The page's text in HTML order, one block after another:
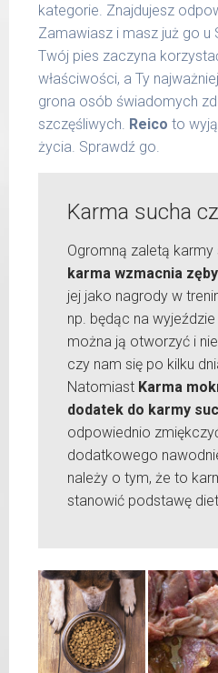
kategorie. Znajdujesz
Zamawiasz i masz już go u
Twój pies zaczyna
właściwości, a Ty
grona osób świadomych
szczęśliwych. Reico to
życia. Sprawdź go.
Karma sucha
Ogromną zaletą karmy
karma wzmacnia zęby
jej jako nagrody w
np. będąc na
można ją otworzyć i
czy nam się po kilku
Natomiast Karma
dodatek do karmy
odpowiednio
dodatkowego
należy o tym, że to
stanowić podstawę